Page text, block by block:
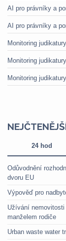
AI pro právníky a
AI pro právníky a
Monitoring
Monitoring
Monitoring
24 hod
Odůvodnění
dvoru EU
Výpověď pro
Užívání
manželem rodiče
Urban waste water